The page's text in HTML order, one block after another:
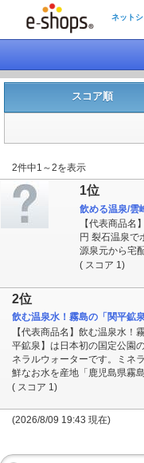
ネットシ
スコア順
2件中1～2を表示
1位
飲める温泉/
【代表商品
円 裂石温泉で
源泉元から宅
( スコア 1)
2位
飲む温泉水！霧島の「関平鉱
【代表商品名】飲む温泉水！
平鉱泉】は日本初の国定公園
ネラルウォーターです。ミネ
鮮なお水を産地「鹿児島県霧
( スコア 1)
(2026/8/09 19:43 現在)